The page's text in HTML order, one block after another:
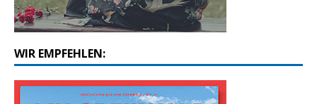
WIR EMPFEHLEN: